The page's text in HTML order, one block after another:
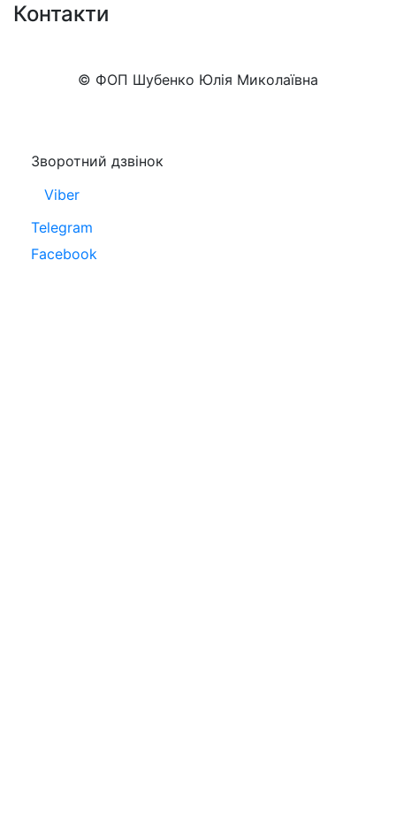
Контакти
© ФОП Шубенко Юлія Миколаївна
Зворотний дзвінок
Viber
Telegram
Facebook